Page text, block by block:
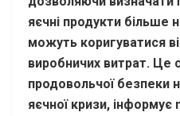
яєчні продукти більше
можуть коригуватися
виробничих витрат. Це
продовольчої безпеки
яєчної кризи,